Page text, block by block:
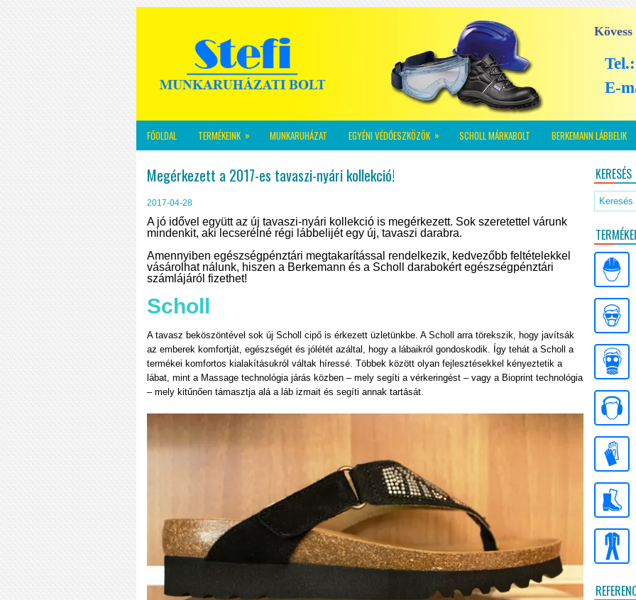
E-
FŐOLDAL TERMÉKEINK » MUNKARUHÁZAT EGYÉNI VÉDŐESZKÖZÖK » SCHOLL MÁRKABOLT BERKEMANN LÁBBELIK
Megérkezett a 2017-es tavaszi-nyári kollekció!
2017-04-28
A jó idővel együtt az új tavaszi-nyári kollekció is megérkezett. Sok szeretettel várunk
mindenkit, aki lecserélné régi lábbelijét egy új, tavaszi darabra.
Amennyiben egészségpénztári megtakarítással rendelkezik, kedvezőbb feltételekkel
vásárolhat nálunk, hiszen a Berkemann és a Scholl darabokért egészségpénztári
számlájáról fizethet!
Scholl
A tavasz beköszöntével sok új Scholl cipő is érkezett üzletünkbe. A Scholl arra törekszik, hogy javítsák
az emberek komfortját, egészségét és jólétét azáltal, hogy a lábaikról gondoskodik. Így tehát a Scholl a
termékei komfortos kialakításukról váltak híressé. Többek között olyan fejlesztésekkel kényeztetik a
lábat, mint a Massage technológia járás közben – mely segíti a vérkeringést – vagy a Bioprint technológia
– mely kitűnően támasztja alá a láb izmait és segíti annak tartását.
KERESÉS